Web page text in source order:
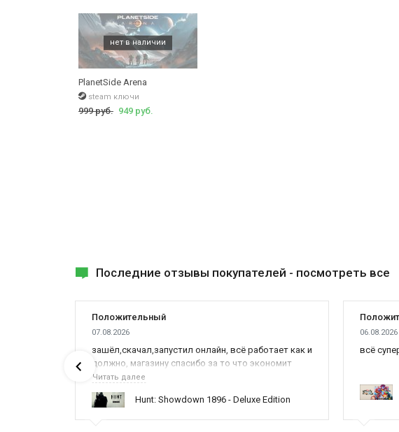
PlanetSide Arena
steam ключи
999 руб. 949 руб.
Последние отзывы покупателей - посмотреть все
Положительный
07.08.2026
зашёл,скачал,запустил онлайн, всё работает как и
должно, магазину спасибо за то что экономит
наше время,нервы и деньги, ребята вы красава
всех только вы и оказываете помощь
Читать далее
Hunt: Showdown 1896 - Deluxe Edition
06.08.2026
всё